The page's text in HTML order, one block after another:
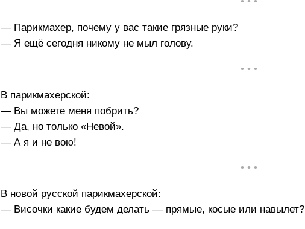
— Парикмахер, почему у вас такие грязные руки?
— Я ещё сегодня никому не мыл голову.
• • •
В парикмахерской:
— Вы можете меня побрить?
— Да, но только «Невой».
— А я и не вою!
• • •
В новой русской парикмахерской:
— Височки какие будем делать — прямые, косые или навылет?